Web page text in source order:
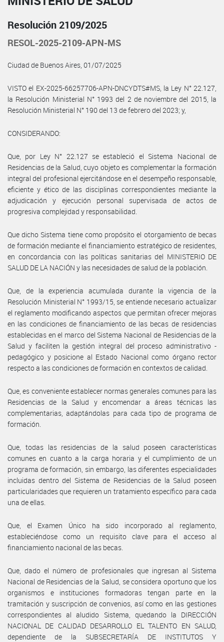
Resolución 2109/2025
RESOL-2025-2109-APN-MS
Ciudad de Buenos Aires, 01/07/2025
VISTO el EX-2025-66257706-APN-DNCYDTS#MS, la Ley N° 22.127,
la Resolución Ministerial N° 1993 del 2 de noviembre del 2015, la
Resolución Ministerial N° 190 del 13 de febrero del 2023; y,
CONSIDERANDO:
Que, por Ley N° 22.127 se estableció el Sistema Nacional de
Residencias de la Salud, cuyo objeto es complementar la formación
integral del profesional ejercitándose en el desempeño responsable,
eficiente y ético de las disciplinas correspondientes mediante la
adjudicación y ejecución personal supervisada de actos de
progresiva complejidad y responsabilidad.
Que dicho Sistema tiene como propósito el otorgamiento de becas
de formación mediante el financiamiento estratégico de residentes,
en concordancia con las políticas sanitarias del MINISTERIO DE
SALUD DE LA NACIÓN y las necesidades de salud de la población.
Que, de la experiencia acumulada durante la vigencia de la
Resolución Ministerial N° 1993/15, se entiende necesario actualizar
el reglamento modificando aspectos que permitan ofrecer mejoras
en las condiciones de financiamiento de las becas de residencias
establecidas en el marco del Sistema Nacional de Residencias de la
Salud y faciliten la gestión integral del proceso administrativo -
pedagógico y posicione al Estado Nacional como órgano rector
respecto a las condiciones de formación en contextos de calidad.
Que, es conveniente establecer normas generales comunes para las
Residencias de la Salud y encomendar a áreas técnicas las
complementarias, adaptándolas para cada tipo de programa de
formación.
Que, todas las residencias de la salud poseen características
comunes en cuanto a la carga horaria y el cumplimiento de un
programa de formación, sin embargo, las diferentes especialidades
incluidas dentro del Sistema de Residencias de la Salud poseen
particularidades que requieren un tratamiento específico para cada
una de ellas.
Que, el Examen Único ha sido incorporado al reglamento,
estableciéndose como un requisito clave para el acceso al
financiamiento nacional de las becas.
Que, dado el número de profesionales que ingresan al Sistema
Nacional de Residencias de la Salud, se considera oportuno que los
organismos e instituciones formadoras tengan parte en la
tramitación y suscripción de convenios, así como en las gestiones
correspondientes al aludido Sistema, quedando la DIRECCIÓN
NACIONAL DE CALIDAD DESARROLLO EL TALENTO EN SALUD,
dependiente de la SUBSECRETARÍA DE INSTITUTOS Y